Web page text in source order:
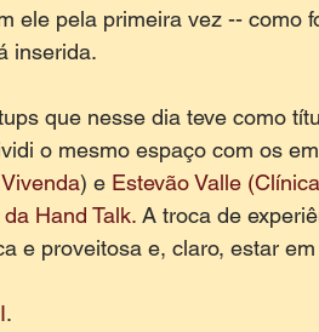
ele pela primeira vez -- como
inserida.
que nesse dia teve como
o mesmo espaço com os
) e Estevão Valle
Hand Talk. A troca de
e proveitosa e, claro, estar
.